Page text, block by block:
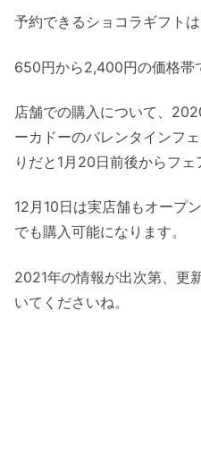
予約できるショコラギフトは
650円から2,400円の価格帯
店舗での購入について、
ーカドーのバレンタインフ
りだと1月20日前後からフェ
12月10日は実店舗もオープ
でも購入可能になります。
2021年の情報が出次第、更
いてくださいね。